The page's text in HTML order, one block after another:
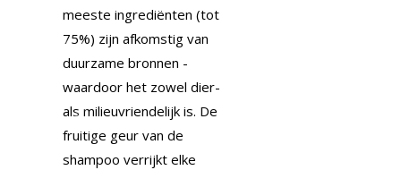
meeste ingrediënten (tot
75%) zijn afkomstig van
duurzame bronnen -
waardoor het zowel dier-
als milieuvriendelijk is. De
fruitige geur van de
shampoo verrijkt elke